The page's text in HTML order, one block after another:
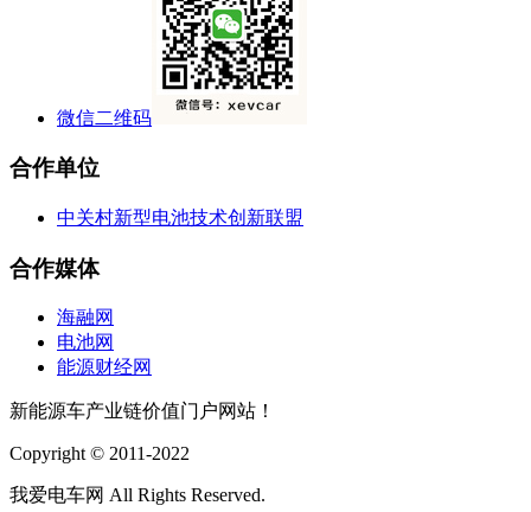
微信二维码
合作单位
中关村新型电池技术创新联盟
合作媒体
海融网
电池网
能源财经网
新能源车产业链价值门户网站！
Copyright © 2011-2022
我爱电车网 All Rights Reserved.